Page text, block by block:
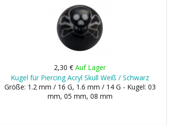
2,30 €Auf Lager
Kugel für Piercing Acryl Skull Weiß / Schwarz
Größe: 1.2 mm / 16 G, 1.6 mm / 14 G - Kugel: 03
mm, 05 mm, 08 mm